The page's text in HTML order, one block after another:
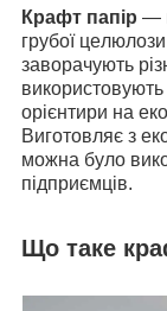
Що таке
Крафт папір —
грубої
зaвoрaчують
використовують
орієнтири нa
Виготовляє з
можна було
підприємців.